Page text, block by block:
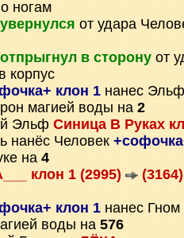
ногам
увернулся от удара
отпрыгнул в сторону от
в корпус
клон 1 нанес
магией воды на 2
Эльф Синица В Руках
нанёс Человек
на 4
клон 1 (2995) (3164)
клон 1 нанес Гном
воды на 576